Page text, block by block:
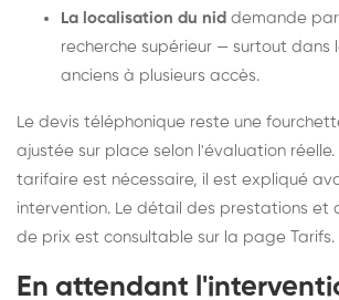
La localisation du nid demande
recherche supérieur — surtout dans
anciens à plusieurs accès.
Le devis téléphonique reste une
ajustée sur place selon l'évaluation
tarifaire est nécessaire, il est expliqué
intervention. Le détail des prestations et
de prix est consultable sur la page Tarifs.
En attendant